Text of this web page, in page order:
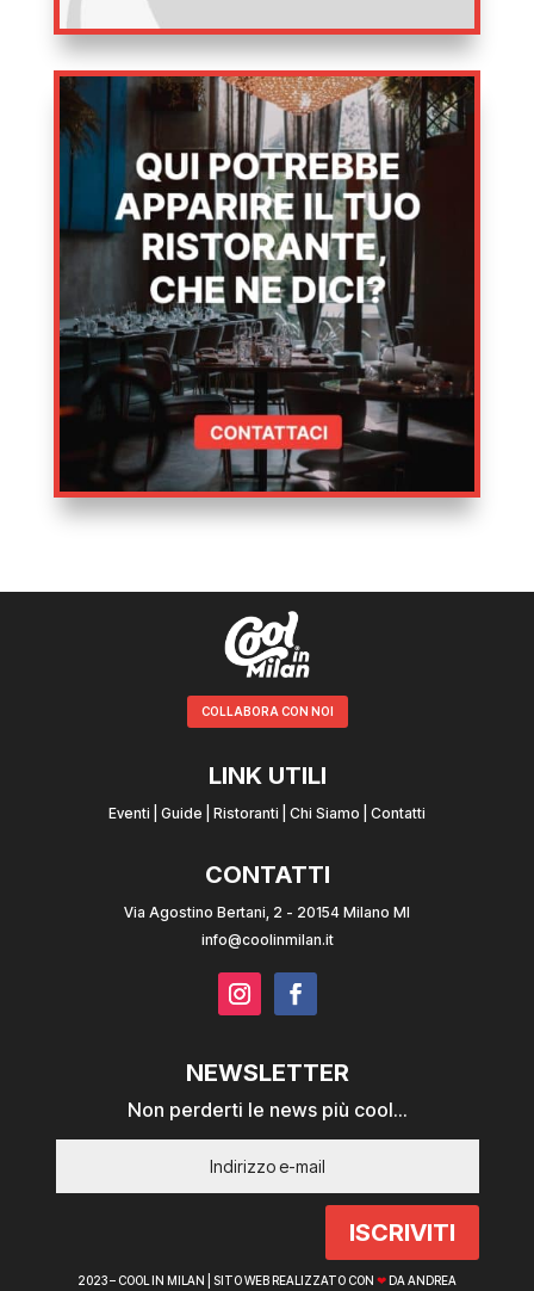
COLLABORA CON NOI
LINK UTILI
Eventi Guide Ristoranti Chi Siamo Contatti
CONTATTI
Via Agostino Bertani, 2 - 20154 Milano MI
info@coolinmilan.it
NEWSLETTER
Non perderti le news più cool...
ISCRIVITI
2023 – COOL IN MILAN | SITO WEB REALIZZATO CON ❤ DA ANDREA